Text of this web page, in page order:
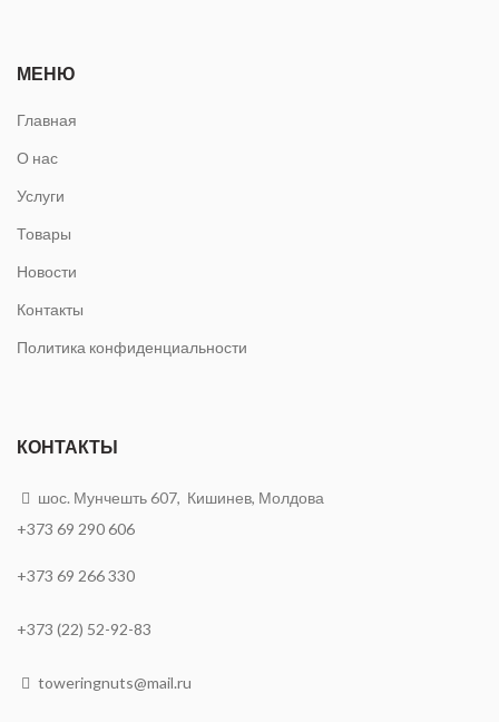
МЕНЮ
Главная
О нас
Услуги
Товары
Новости
Контакты
Политика конфиденциальности
КОНТАКТЫ
шос. Мунчешть 607, Кишинев, Молдова
+373 69 290 606
+373 69 266 330
+373 (22) 52-92-83
toweringnuts@mail.ru